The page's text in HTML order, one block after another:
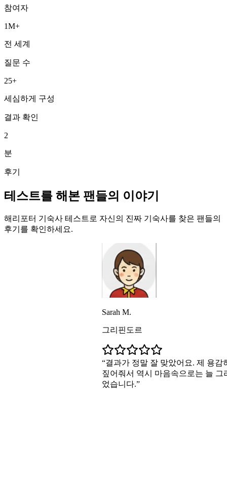
참여자
1M+
전 세계
질문 수
25+
세심하게 구성
결과 확인
2
분
후기
테스트를 해본 팬들의 이야기
해리포터 기숙사 테스트로 자신의 진짜 기숙사를 찾은 팬들의
후기를 확인하세요.
Sarah M.
그리핀도르
결과가 정말 잘 맞았어요. 제 용감하고
짚어줘서 역시 마음속으로는 늘 그리핀
었습니다.